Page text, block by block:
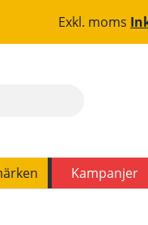
Exkl. moms
Kampanjer